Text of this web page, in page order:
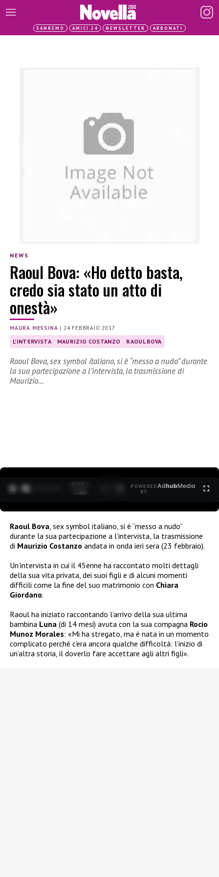
SANREMO AMICI 24 NEWSLETTER ABBONATI
NEWS
Raoul Bova: «Ho detto basta,
credo sia stato un atto di
onestà»
MAURA MESSINA | 24 FEBBRAIO 2017
L'INTERVISTA MAURIZIO COSTANZO RAOUL BOVA
Raoul Bova, sex symbol italiano, si è “messo a nudo” durante
la sua partecipazione a l’intervista, la trasmissione di
Maurizio…
0:12 /
1:40
POWERED
BY
AdhubMedia
Raoul Bova , sex symbol italiano, si è “messo a nudo”
durante la sua partecipazione a l’intervista, la trasmissione
di Maurizio Costanzo andata in onda ieri sera (23 febbraio).
Un’intervista in cui il 45enne ha raccontato molti dettagli
della sua vita privata, dei suoi figli e di alcuni momenti
difficili come la fine del suo matrimonio con Chiara
Giordano.
Raoul ha iniziato raccontando l’arrivo della sua ultima
bambina Luna (di 14 mesi) avuta con la sua compagna Rocio
Munoz Morales: «Mi ha stregato, ma è nata in un momento
complicato perché c’era ancora qualche difficoltà: l’inizio di
un’altra storia, il doverlo fare accettare agli altri figli».